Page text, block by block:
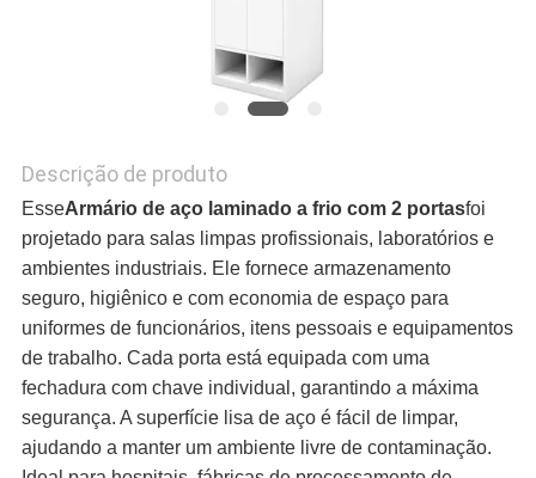
PRIVACIDADE
Descrição de produto
EsseArmário de aço laminado a frio com 2 portasfoi
projetado para salas limpas profissionais, laboratórios e
ambientes industriais. Ele fornece armazenamento
seguro, higiênico e com economia de espaço para
uniformes de funcionários, itens pessoais e equipamentos
de trabalho. Cada porta está equipada com uma
fechadura com chave individual, garantindo a máxima
segurança. A superfície lisa de aço é fácil de limpar,
ajudando a manter um ambiente livre de contaminação.